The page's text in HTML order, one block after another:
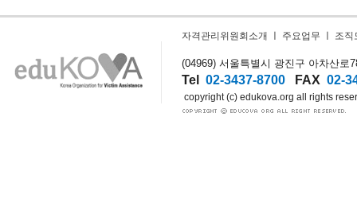
자격관리위원회소개 주요업무 조직
(04969) 서울특별시 광진구 아차산로
Tel 02-3437-8700 FAX 02-
copyright (c) edukova.org all rights